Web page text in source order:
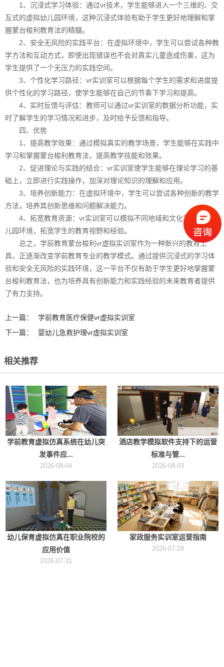
1、沉浸式学习体验：通过vr技术，学生能够进入一个三维的、交
互式的虚拟幼儿园环境，这种沉浸式体验有助于学生更好地理解和掌
握蒙台梭利教育法的精髓。
2、安全无风险的实践平台：在虚拟环境中，学生可以尝试各种教
学方法和互动方式，即使出现错误也不会对真实儿童造成伤害，这为
学生提供了一个无压力的实践空间。
3、个性化学习路径：vr实训室可以根据每个学生的需求和进度提
供个性化的学习路径，使学生能够在自己的节奏下学习和提高。
4、实时反馈与评估：教师可以通过vr实训室的数据分析功能，实
时了解学生的学习情况和进步，及时给予反馈和指导。
四、优势
1、提高教学效果：通过模拟真实的教学场景，学生能够在实践中
学习和掌握蒙台梭利教育法，提高教学技能和效果。
2、促进理论与实践的结合：vr实训室使学生能够在理论学习的基
础上，立即进行实践操作，加深对理论知识的理解和应用。
3、培养创新能力：在虚拟环境中，学生可以尝试各种创新的教学
方法，培养其创新思维和问题解决能力。
4、拓宽教育资源：vr实训室可以模拟不同地域和文化背景下的幼
儿园环境，拓宽学生的教育视野和经验。
总之，学前教育蒙台梭利vr虚拟实训室作为一种新兴的教育工
具，正逐渐改变学前教育专业的教学模式。通过提供沉浸式的学习体
验和安全无风险的实践环境，这一平台不仅有助于学生更好地掌握蒙
台梭利教育法，也为培养具有创新能力和实践经验的未来教育者提供
了有力支持。‍‍
上一篇：
学前教育医疗保健vr虚拟实训室
下一篇：
婴幼儿急救护理vr虚拟实训室
相关推荐
学前教育虚拟仿真系统在幼儿突
发事件应...
2026-08-04
酒店教学模拟软件支持下的运营
标准与管...
2026-08-03
幼儿保育虚拟仿真在职业院校的
应用价值
2026-07-31
家政服务实训室运营指南
2026-07-28